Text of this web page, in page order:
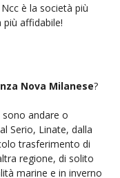
è la società più
affidabile!
Nova Milanese?
andare o
Serio, Linate, dalla
trasferimento di
regione, di solito
marine e in inverno